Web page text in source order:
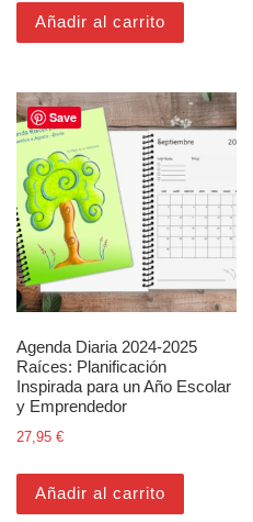
Añadir al carrito
Save
Agenda Diaria 2024-2025
Raíces: Planificación
Inspirada para un Año Escolar
y Emprendedor
27,95 €
Añadir al carrito